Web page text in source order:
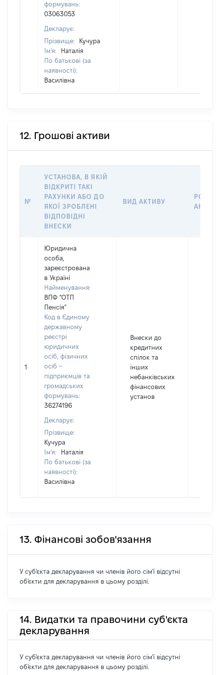
формувань:
03063053
Декларує:
Прізвище:
Кучура
Ім'я:
Наталія
По батькові (за
наявності):
Василівна
12. Грошові активи
№
УСТАНОВА, В ЯКІЙ
ВІДКРИТІ ТАКІ
РАХУНКИ АБО ДО
ЯКОЇ ЗРОБЛЕНІ
ВІДПОВІДНІ
ВНЕСКИ
ВИД АКТИВУ
1
Юридична
особа,
зареєстрована
в Україні
Найменування:
ВПФ "ОТП
Пенсія"
Код в Єдиному
державному
реєстрі
юридичних
осіб, фізичних
осіб –
підприємців та
громадських
формувань:
36274196
Декларує:
Прізвище:
Кучура
Ім'я:
Наталія
По батькові (за
наявності):
Василівна
Внески до
кредитних
спілок та
інших
небанківських
фінансових
установ
13. Фінансові зобов'язання
У суб'єкта декларування чи членів його сім'ї відсутні
об'єкти для декларування в цьому розділі.
14. Видатки та правочини суб'єкта
декларування
У суб'єкта декларування чи членів його сім'ї відсутні
об'єкти для декларування в цьому розділі.